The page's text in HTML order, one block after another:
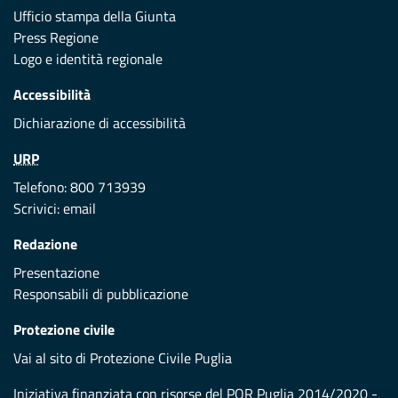
Ufficio stampa della Giunta
Press Regione
Logo e identità regionale
Accessibilità
Dichiarazione di accessibilità
URP
Telefono: 800 713939
Scrivici:email
Redazione
Presentazione
Responsabili di pubblicazione
Protezione civile
Vai al sito di Protezione Civile Puglia
Iniziativa finanziata con risorse del POR Puglia 2014/2020 -